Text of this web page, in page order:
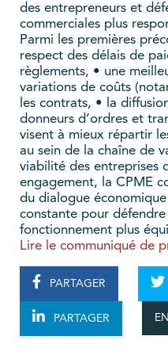
des entrepreneurs et
commerciales plus
Parmi les premières
respect des délais de
règlements, • une
variations de coûts
les contrats, • la
donneurs d’ordres et
visent à mieux répartir
au sein de la chaîne de
viabilité des entreprises
engagement, la CPME
du dialogue
constante pour
fonctionnement plus
Lire le communiqué de
PARTAGER
PARTAGER